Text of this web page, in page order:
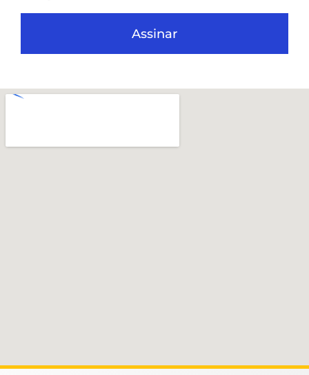
Assinar